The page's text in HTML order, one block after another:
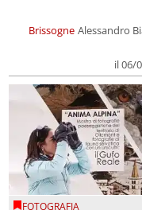
Brissogne Alessandro
il 06/
FOTOGRAFIA